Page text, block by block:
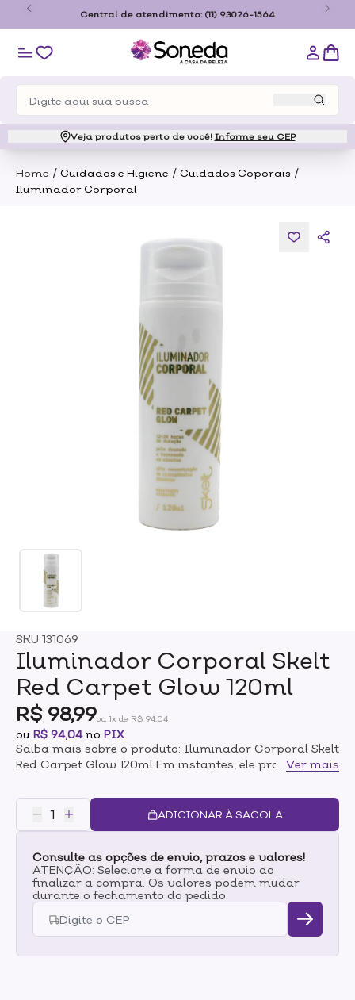
Central de atendimento: (11) 93026-1564
Veja produtos perto de você! Informe seu CEP
Home / Cuidados e Higiene / Cuidados Coporais /
Iluminador Corporal
SKU 131069
Iluminador Corporal Skelt
Red Carpet Glow 120ml
R$ 98,99ou 1x de R$ 94,04
ou R$ 94,04no PIX
Saiba mais sobre o produto: Iluminador Corporal Skelt
Red Carpet Glow 120ml Em instantes, ele proporciona
celebridades no tapete vermelho. Eis o segredo dos
famosos para uma pele dourada e iluminada! Além de
dar brilho à pele, este Iluminador Corporal oferece um
como estrias e celulites. O produto tem durabilidade de
12 a 24 horas. Modo de uso: Aplique uma quantidade
generosa do produto na mão, espalhe em movimentos
circulares nas áres desejadas até obter uma cor
uniforme. Espere o produto secar antes de se vestir.
Ver mais
ADICIONAR À SACOLA
Consulte as opções de envio, prazos e valores!
ATENÇÃO: Selecione a forma de envio ao
finalizar a compra. Os valores podem mudar
durante o fechamento do pedido.